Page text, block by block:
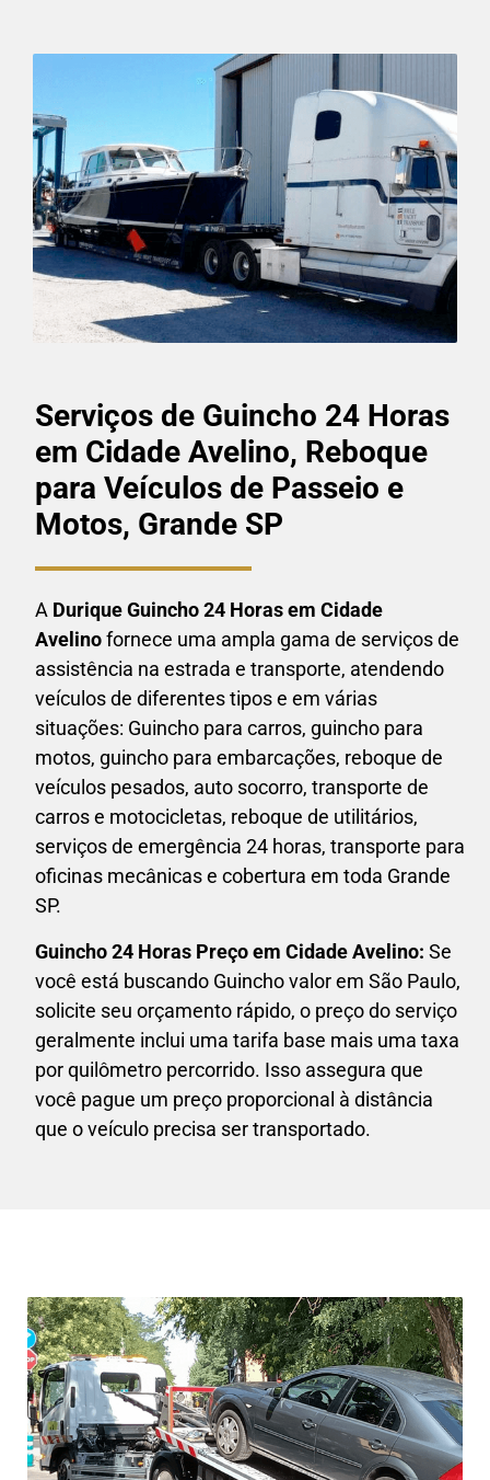
Serviços de Guincho 24 Horas
em Cidade Avelino, Reboque
para Veículos de Passeio e
Motos, Grande SP
A Durique Guincho 24 Horas em Cidade
Avelinofornece uma ampla gama de serviços de
assistência na estrada e transporte, atendendo
veículos de diferentes tipos e em várias
situações: Guincho para carros, guincho para
motos, guincho para embarcações, reboque de
veículos pesados, auto socorro, transporte de
carros e motocicletas, reboque de utilitários,
serviços de emergência 24 horas, transporte para
oficinas mecânicas e cobertura em toda Grande
SP.
Guincho 24 Horas Preço em Cidade Avelino: Se
você está buscando Guincho valor em São Paulo,
solicite seu orçamento rápido, o preço do serviço
geralmente inclui uma tarifa base mais uma taxa
por quilômetro percorrido. Isso assegura que
você pague um preço proporcional à distância
que o veículo precisa ser transportado.